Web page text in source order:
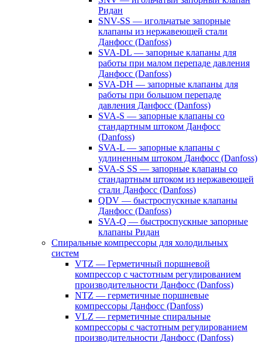
Ридан
SNV-SS — игольчатые запорные
клапаны из нержавеющей стали
Данфосс (Danfoss)
SVA-DL — запорные клапаны для
работы при малом перепаде давления
Данфосс (Danfoss)
SVA-DH — запорные клапаны для
работы при большом перепаде
давления Данфосс (Danfoss)
SVA-S — запорные клапаны со
стандартным штоком Данфосс
(Danfoss)
SVA-L — запорные клапаны с
удлиненным штоком Данфосс (Danfoss)
SVA-S SS — запорные клапаны со
стандартным штоком из нержавеющей
стали Данфосс (Danfoss)
QDV — быстроспускные клапаны
Данфосс (Danfoss)
SVA-Q — быстроспускные запорные
клапаны Ридан
Спиральные компрессоры для холодильных
систем
VTZ — Герметичный поршневой
компрессор с частотным регулированием
производительности Данфосс (Danfoss)
NTZ — герметичные поршневые
компрессоры Данфосс (Danfoss)
VLZ — герметичные спиральные
компрессоры с частотным регулированием
производительности Данфосс (Danfoss)